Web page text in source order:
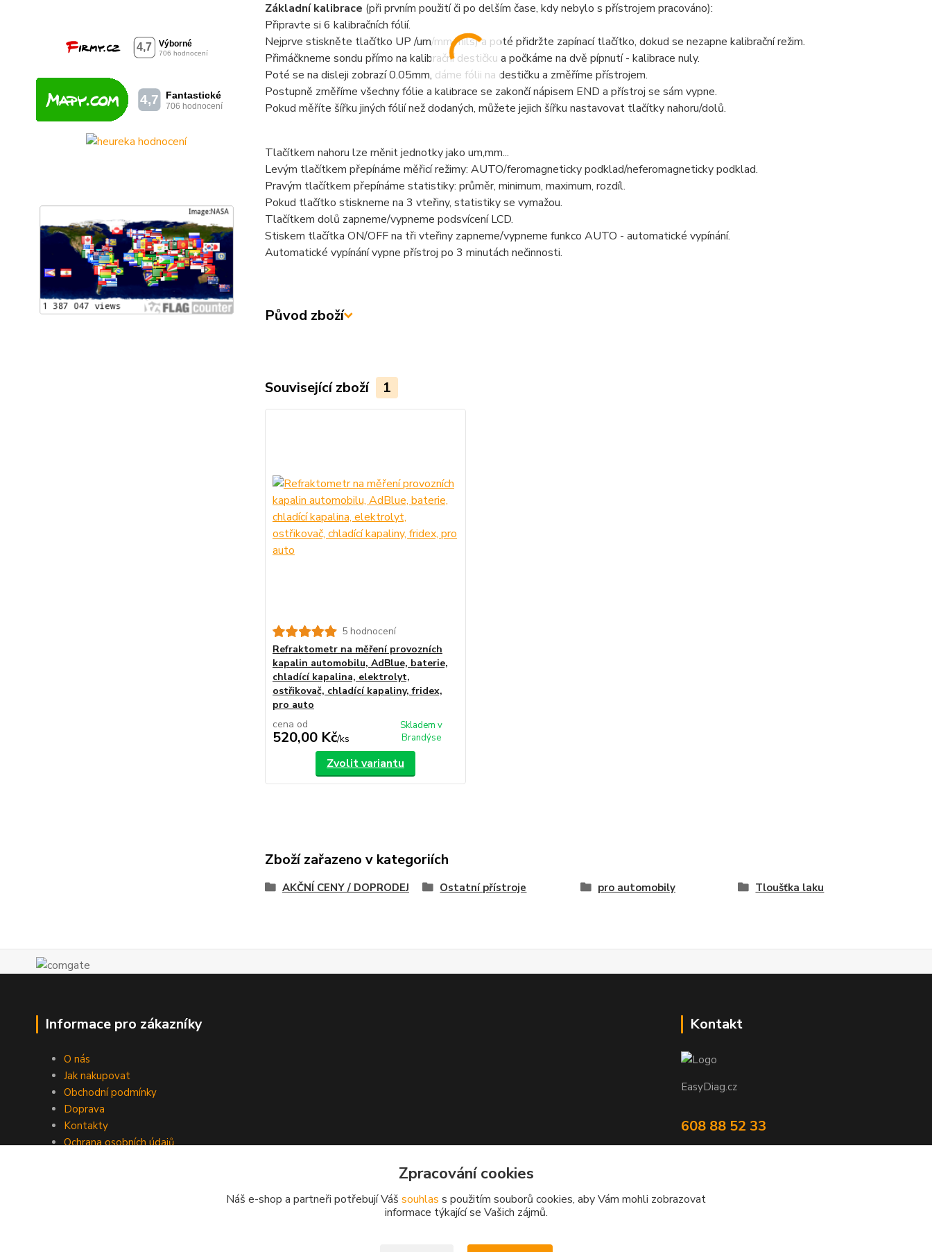
Základní kalibrace (při prvním použití či po delším čase, kdy nebylo s přístrojem pracováno):
Připravte si 6 kalibračních fólií.
Nejprve stiskněte tlačítko UP /um/mm mils) a poté přidržte zapínací tlačítko, dokud se nezapne kalibrační režim.
Přimáčkneme sondu přímo na kalibrační destičku a počkáme na dvě pípnutí - kalibrace nuly.
Poté se na disleji zobrazí 0.05mm, dáme fólii na destičku a změříme přístrojem.
Postupně změříme všechny fólie a kalibrace se zakončí nápisem END a přístroj se sám vypne.
Pokud měříte šířku jiných fólií než dodaných, můžete jejich šířku nastavovat tlačítky nahoru/dolů.
Tlačítkem nahoru lze měnit jednotky jako um,mm...
Levým tlačítkem přepínáme měřicí režimy: AUTO/feromagneticky podklad/neferomagneticky podklad.
Pravým tlačítkem přepínáme statistiky: průměr, minimum, maximum, rozdíl.
Pokud tlačítko stiskneme na 3 vteřiny, statistiky se vymažou.
Tlačítkem dolů zapneme/vypneme podsvícení LCD.
Stiskem tlačítka ON/OFF na tři vteřiny zapneme/vypneme funkco AUTO - automatické vypínání.
Automatické vypínání vypne přístroj po 3 minutách nečinnosti.
Původ zboží
Související zboží 1
5 hodnocení
Refraktometr na měření provozních
kapalin automobilu, AdBlue, baterie,
chladící kapalina, elektrolyt,
ostřikovač, chladící kapaliny, fridex,
pro auto
cena od
520,00 Kč/ks
Skladem v
Brandýse
Zvolit variantu
Zboží zařazeno v kategoriích
AKČNÍ CENY / DOPRODEJ Ostatní přístroje pro automobily Tloušťka laku
Informace pro zákazníky
O nás
Jak nakupovat
Obchodní podmínky
Doprava
Kontakty
Ochrana osobních údajů
Kontakt
EasyDiag.cz
608 88 52 33
Zpracování cookies
Náš e-shop a partneři potřebují Váš souhlas s použitím souborů cookies, aby Vám mohli zobrazovat
informace týkající se Vašich zájmů.